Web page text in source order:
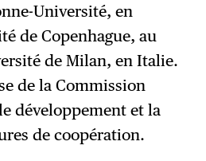
Université, en
de Copenhague, au
de Milan, en Italie.
de la Commission
développement et la
de coopération.